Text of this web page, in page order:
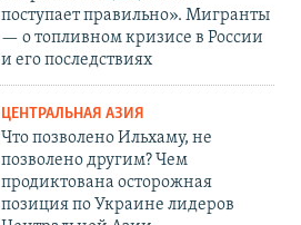
поступает правильно». Мигранты
— о топливном кризисе в России
и его последствиях
ЦЕНТРАЛЬНАЯ АЗИЯ
Что позволено Ильхаму, не
позволено другим? Чем
продиктована осторожная
позиция по Украине лидеров